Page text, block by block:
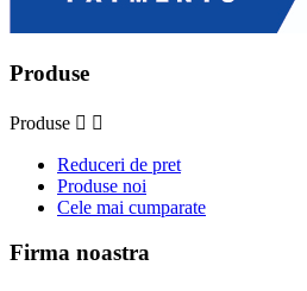
Produse
Produse  
Reduceri de pret
Produse noi
Cele mai cumparate
Firma noastra